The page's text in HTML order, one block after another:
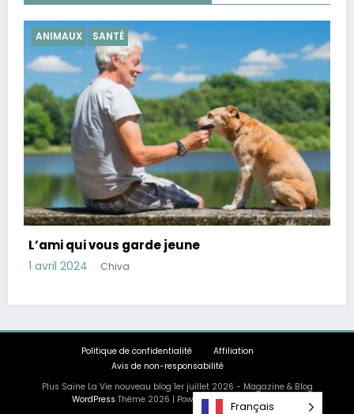
SANTÉ
Conseils pour réduire le cortisol, hormone du
stress
Politique de confidentialité
Affiliation
Avis de non-responsabilité
Plus Saine La Vie nouveau blog 1er juillet 2026 - Magazine & Blog
Français